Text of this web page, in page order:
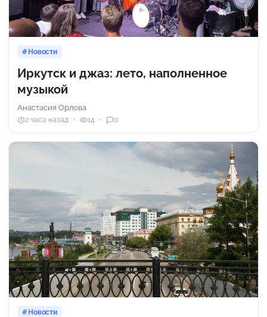
Новости
Иркутск и джаз: лето, наполненное
музыкой
Анастасия Орлова
2 часа назад 14 0
Новости